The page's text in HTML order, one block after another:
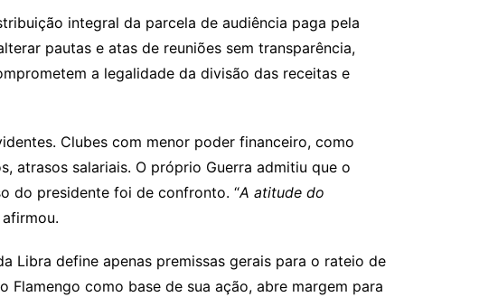
integral da parcela de audiência paga pela
pautas e atas de reuniões sem transparência,
a legalidade da divisão das receitas e
Clubes com menor poder financeiro, como
atrasos salariais. O próprio Guerra admitiu que o
do presidente foi de confronto. “A atitude do
afirmou.
Libra define apenas premissas gerais para o rateio de
como base de sua ação, abre margem para